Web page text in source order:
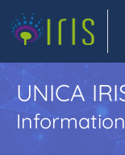
UNICA